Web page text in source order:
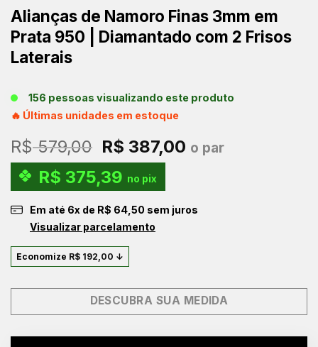
Alianças de Namoro Finas 3mm em
Prata 950 | Diamantado com 2 Frisos
Laterais
156 pessoas visualizando este produto
🔥 Últimas unidades em estoque
R$579,00 O
preço
original
era:
R$ 579,00.
R$ 387,00 O
R$ 387,00.
o par
R$ 375,39 no pix
Em até 6x de R$ 64,50 sem juros
Visualizar parcelamento
Economize R$ 192,00 ↓
DESCUBRA SUA MEDIDA